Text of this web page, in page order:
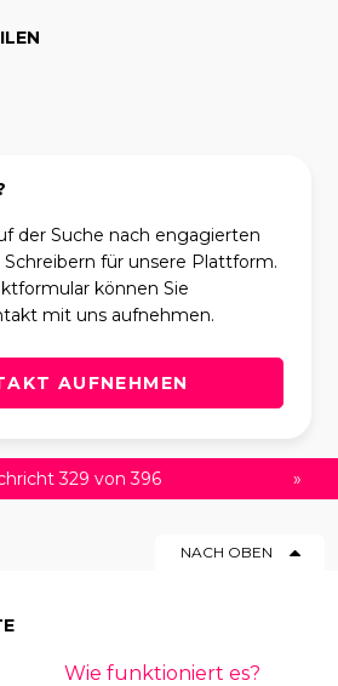
der Suche nach engagierten
für unsere Plattform.
können Sie
mit uns aufnehmen.
AUFNEHMEN
329 von 396 »
NACH OBEN
Wie funktioniert es?